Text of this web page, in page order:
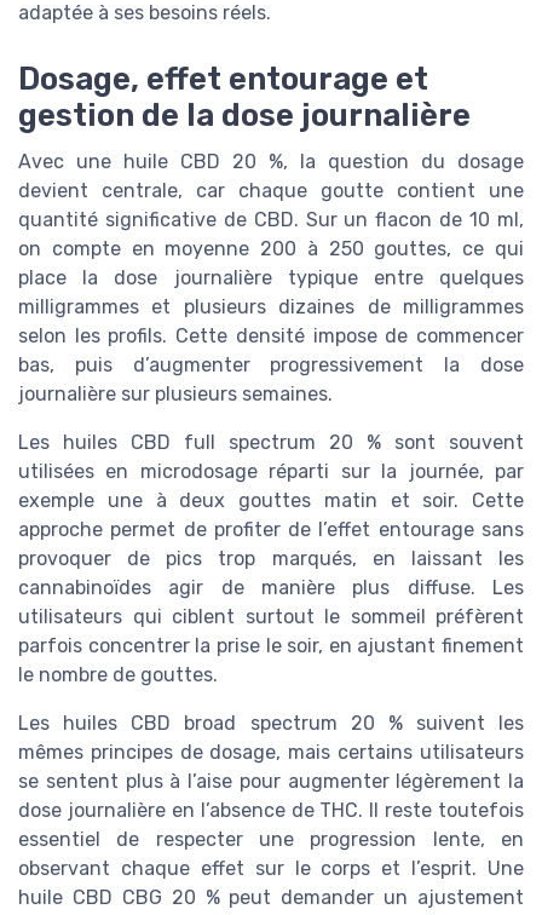
adaptée à ses besoins réels.
Dosage, effet entourage et
gestion de la dose journalière
Avec une huile CBD 20 %, la question du dosage
devient centrale, car chaque goutte contient une
quantité significative de CBD. Sur un flacon de 10 ml,
on compte en moyenne 200 à 250 gouttes, ce qui
place la dose journalière typique entre quelques
milligrammes et plusieurs dizaines de milligrammes
selon les profils. Cette densité impose de commencer
bas, puis d’augmenter progressivement la dose
journalière sur plusieurs semaines.
Les huiles CBD full spectrum 20 % sont souvent
utilisées en microdosage réparti sur la journée, par
exemple une à deux gouttes matin et soir. Cette
approche permet de profiter de l’effet entourage sans
provoquer de pics trop marqués, en laissant les
cannabinoïdes agir de manière plus diffuse. Les
utilisateurs qui ciblent surtout le sommeil préfèrent
parfois concentrer la prise le soir, en ajustant finement
le nombre de gouttes.
Les huiles CBD broad spectrum 20 % suivent les
mêmes principes de dosage, mais certains utilisateurs
se sentent plus à l’aise pour augmenter légèrement la
dose journalière en l’absence de THC. Il reste toutefois
essentiel de respecter une progression lente, en
observant chaque effet sur le corps et l’esprit. Une
huile CBD CBG 20 % peut demander un ajustement